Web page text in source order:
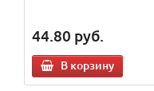
44.80 руб.
В корзину